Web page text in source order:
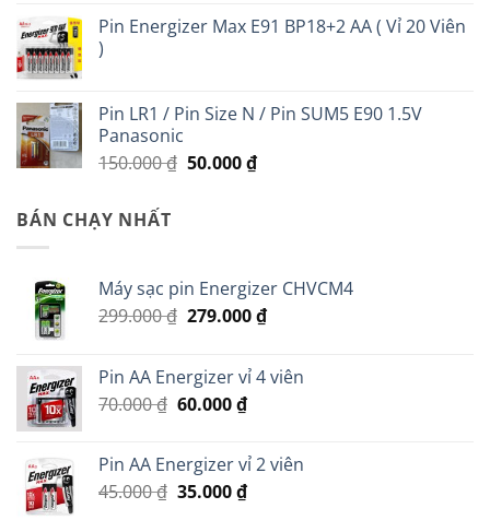
là:
tại
Pin Energizer Max E91 BP18+2 AA ( Vỉ 20 Viên
)
Pin LR1 / Pin Size N / Pin SUM5 E90 1.5V
Panasonic
150.000₫ Giá
50.000₫Giá
BÁN CHẠY NHẤT
Máy sạc pin Energizer CHVCM4
299.000₫ Giá
299.000 ₫.
279.000₫Giá
là:
Pin AA Energizer vỉ 4 viên
70.000₫ Giá
70.000 ₫.
60.000₫Giá
là:
60.000 ₫.
Pin AA Energizer vỉ 2 viên
45.000₫ Giá
35.000₫Giá